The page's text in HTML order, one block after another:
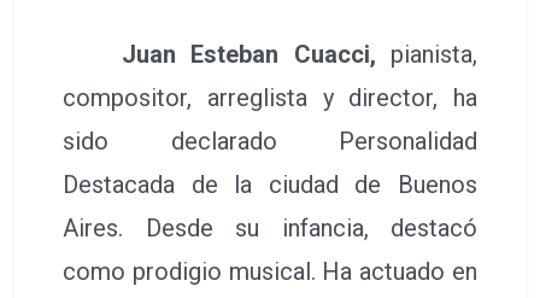
Juan Esteban Cuacci, pianista,
compositor, arreglista y director, ha
sido declarado Personalidad
Destacada de la ciudad de Buenos
Aires. Desde su infancia, destacó
como prodigio musical. Ha actuado en